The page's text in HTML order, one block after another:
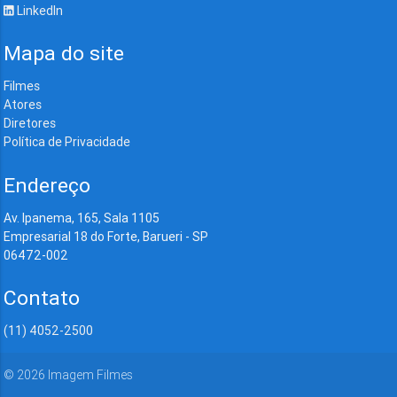
LinkedIn
Mapa do site
Filmes
Atores
Diretores
Política de Privacidade
Endereço
Av. Ipanema, 165, Sala 1105
Empresarial 18 do Forte, Barueri - SP
06472-002
Contato
(11) 4052-2500
© 2026 Imagem Filmes